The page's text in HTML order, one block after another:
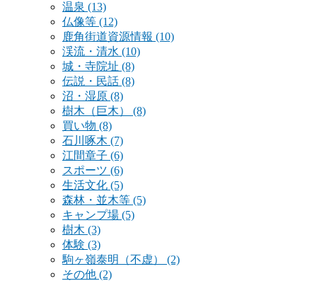
温泉 (13)
仏像等 (12)
鹿角街道資源情報 (10)
渓流・清水 (10)
城・寺院址 (8)
伝説・民話 (8)
沼・湿原 (8)
樹木（巨木） (8)
買い物 (8)
石川啄木 (7)
江間章子 (6)
スポーツ (6)
生活文化 (5)
森林・並木等 (5)
キャンプ場 (5)
樹木 (3)
体験 (3)
駒ヶ嶺泰明（不虚） (2)
その他 (2)